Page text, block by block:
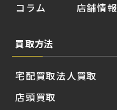
コラム
店舗情報
買取方法
宅配買取
店頭買取
法人買取